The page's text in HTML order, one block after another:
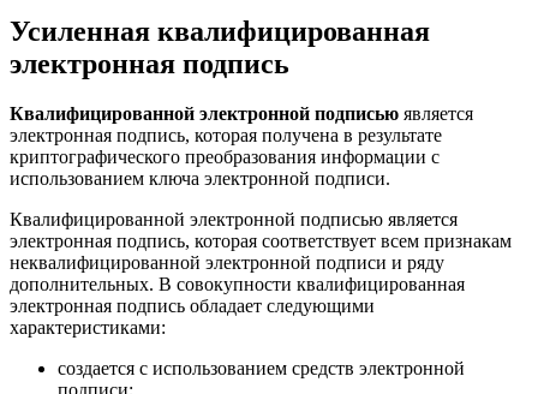
Усиленная квалифицированная
электронная подпись
Квалифицированной электронной подписью является
электронная подпись, которая получена в результате
криптографического преобразования информации с
использованием ключа электронной подписи.
Квалифицированной электронной подписью является
электронная подпись, которая соответствует всем признакам
неквалифицированной электронной подписи и ряду
дополнительных. В совокупности квалифицированная
электронная подпись обладает следующими
характеристиками:
создается с использованием средств электронной